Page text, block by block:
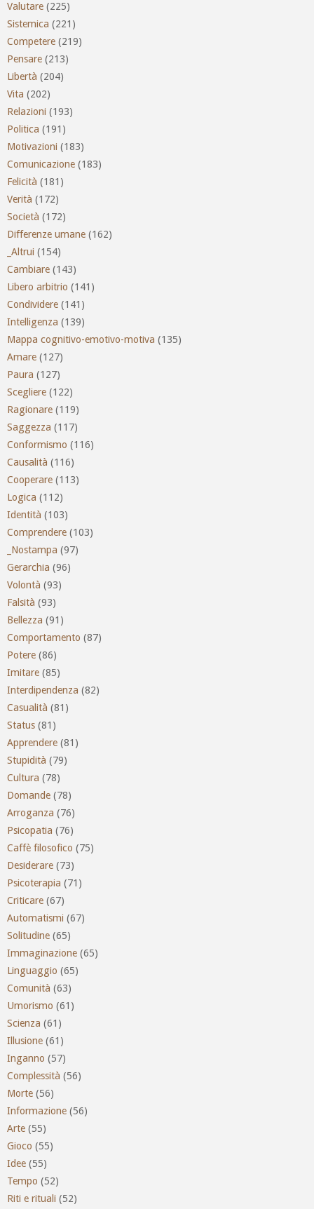
Valutare (225)
Sistemica (221)
Competere (219)
Pensare (213)
Libertà (204)
Vita (202)
Relazioni (193)
Politica (191)
Motivazioni (183)
Comunicazione (183)
Felicità (181)
Verità (172)
Società (172)
Differenze umane (162)
_Altrui (154)
Cambiare (143)
Libero arbitrio (141)
Condividere (141)
Intelligenza (139)
Mappa cognitivo-emotivo-motiva (135)
Amare (127)
Paura (127)
Scegliere (122)
Ragionare (119)
Saggezza (117)
Conformismo (116)
Causalità (116)
Cooperare (113)
Logica (112)
Identità (103)
Comprendere (103)
_Nostampa (97)
Gerarchia (96)
Volontà (93)
Falsità (93)
Bellezza (91)
Comportamento (87)
Potere (86)
Imitare (85)
Interdipendenza (82)
Casualità (81)
Status (81)
Apprendere (81)
Stupidità (79)
Cultura (78)
Domande (78)
Arroganza (76)
Psicopatia (76)
Caffè filosofico (75)
Desiderare (73)
Psicoterapia (71)
Criticare (67)
Automatismi (67)
Solitudine (65)
Immaginazione (65)
Linguaggio (65)
Comunità (63)
Umorismo (61)
Scienza (61)
Illusione (61)
Inganno (57)
Complessità (56)
Morte (56)
Informazione (56)
Arte (55)
Gioco (55)
Idee (55)
Tempo (52)
Riti e rituali (52)